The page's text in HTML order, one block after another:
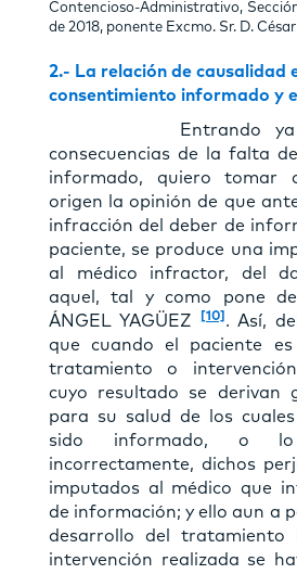
Contencioso-Administrativo,
de 2018, ponente Excmo. Sr. D.
2.- La relación de causalidad
consentimiento informado y
Entrando ya a
consecuencias de la falta
informado, quiero tomar
origen la opinión de que
infracción del deber de
paciente, se produce una
al médico infractor, del
aquel, tal y como pone
ÁNGEL YAGÜEZ[10] . Así,
que cuando el paciente
tratamiento o
cuyo resultado se derivan
para su salud de los
sido informado, o
incorrectamente, dichos
imputados al médico que
de información; y ello aun a
desarrollo del tratamiento
intervención realizada se